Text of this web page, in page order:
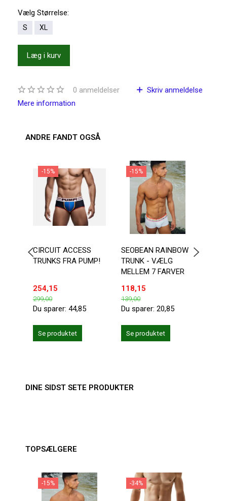
Vælg Størrelse:
S XL
Læg i kurv
0 anmeldelser
Skriv anmeldelse
Mere information
ANDRE FANDT OGSÅ
-15%
CIRCUIT ACCESS
TRUNKS FRA PUMP!
254,15
299,00
Du sparer: 44,85
Se produktet
-15%
SEOBEAN RAINBOW
TRUNK - VÆLG
MELLEM 7 FARVER
118,15
139,00
Du sparer: 20,85
Se produktet
DINE SIDST SETE PRODUKTER
TOPSÆLGERE
-15% -34%